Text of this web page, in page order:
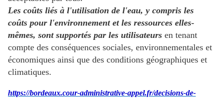
Les coûts liés à l'utilisation de l'eau, y compris les
coûts pour l'environnement et les ressources elles-
mêmes, sont supportés par les utilisateurs en tenant
compte des conséquences sociales, environnementales et
économiques ainsi que des conditions géographiques et
climatiques.
https://bordeaux.cour-administrative-appel.fr/decisions-de-